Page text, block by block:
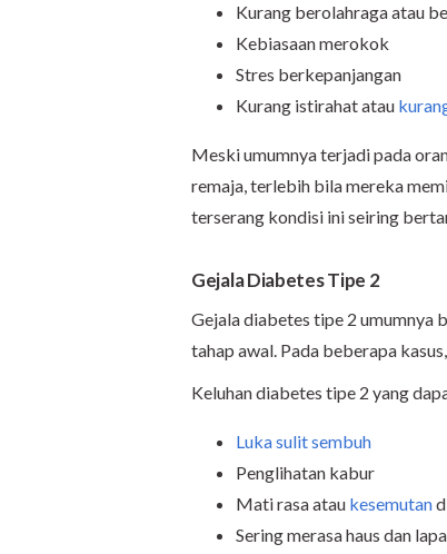
Kurang berolahraga atau
Kebiasaan merokok
Stres berkepanjangan
Kurang istirahat atau
Meski umumnya terjadi pada
remaja, terlebih bila mereka
terserang kondisi ini seiring
Gejala Diabetes Tipe 2
Gejala diabetes tipe 2 umumnya
tahap awal. Pada beberapa
Keluhan diabetes tipe 2 yang
Luka sulit sembuh
Penglihatan kabur
Mati rasa atau kesemutan
Sering merasa haus dan